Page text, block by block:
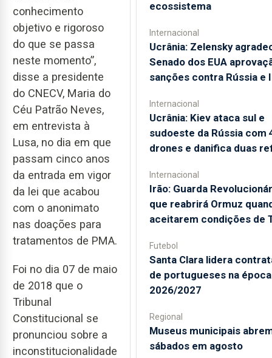
conhecimento
objetivo e rigoroso
do que se passa
neste momento”,
disse a presidente
do CNECV, Maria do
Céu Patrão Neves,
em entrevista à
Lusa, no dia em que
passam cinco anos
da entrada em vigor
da lei que acabou
com o anonimato
nas doações para
tratamentos de PMA.
Foi no dia 07 de maio
de 2018 que o
Tribunal
Constitucional se
pronunciou sobre a
inconstitucionalidade
ecossistema
Internacional
Ucrânia: Zelensky
Senado dos EUA
sanções contra Rússia e
Internacional
Ucrânia: Kiev ataca sul e
sudoeste da Rússia com
drones e danifica duas
Internacional
Irão: Guarda
que reabrirá Ormuz
aceitarem condições de
Futebol
Santa Clara lidera
de portugueses na época
2026/2027
Regional
Museus municipais
sábados em agosto